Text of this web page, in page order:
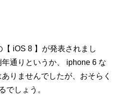
iOS 8 】が発表されまし
通りというか、 iphone 6 な
りませんでしたが、おそらく
でしょう。